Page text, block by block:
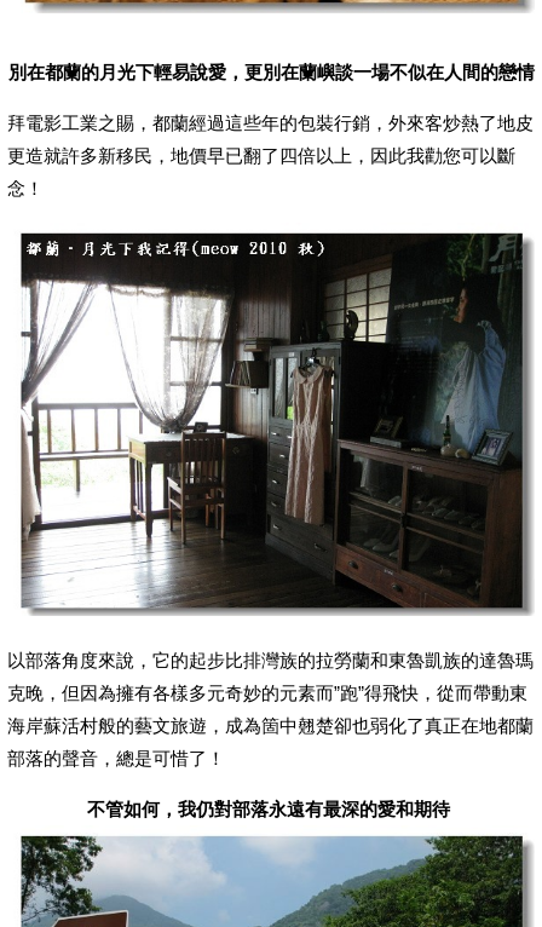
別在都蘭的月光下輕易說愛，更別在蘭嶼談一場不似在人間的戀情
拜電影工業之賜，都蘭經過這些年的包裝行銷，外來客炒熱了地皮
更造就許多新移民，地價早已翻了四倍以上，因此我勸您可以斷
念！
以部落角度來說，它的起步比排灣族的拉勞蘭和東魯凱族的達魯瑪
克晚，但因為擁有各樣多元奇妙的元素而”跑”得飛快，從而帶動東
海岸蘇活村般的藝文旅遊，成為箇中翹楚卻也弱化了真正在地都蘭
部落的聲音，總是可惜了！
不管如何，我仍對部落永遠有最深的愛和期待